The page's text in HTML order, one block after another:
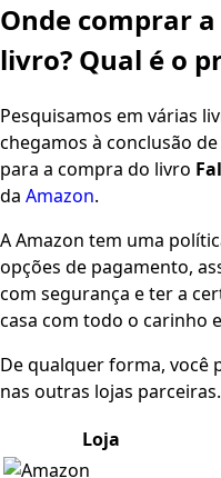
Onde comprar
livro? Qual é o
Pesquisamos em várias
chegamos à conclusão
para a compra do livro
da Amazon.
A Amazon tem uma
opções de pagamento,
com segurança e ter a
casa com todo o carinho
De qualquer forma, você
nas outras lojas parceiras.
Loja